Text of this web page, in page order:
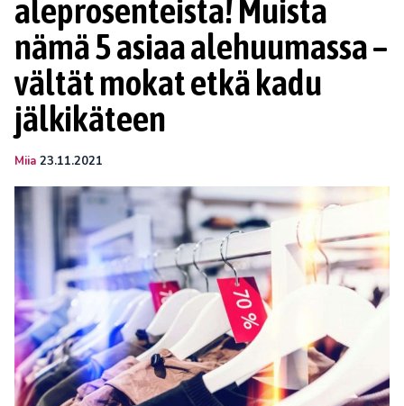
aleprosenteista! Muista
nämä 5 asiaa alehuumassa –
vältät mokat etkä kadu
jälkikäteen
Miia 23.11.2021